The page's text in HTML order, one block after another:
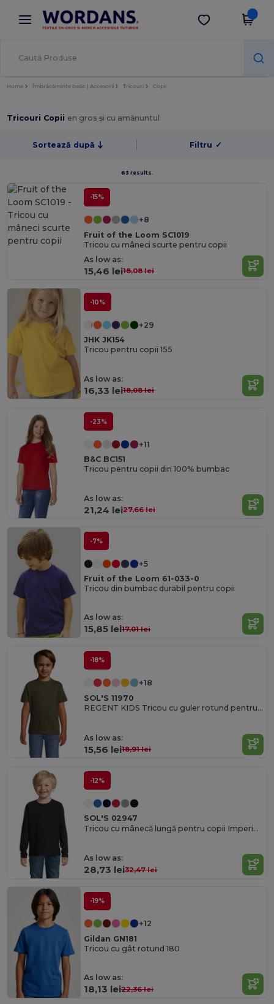
× Aplicația Wordans
Prețuri mai bune în aplicație!
Descarcă app
Home Îmbrăcăminte basic | Accesorii Tricouri Copii
Tricouri Copii en gros și cu amănuntul
Sortează după Filtru ✓
63 results.
-15%
+8
Fruit of the Loom SC1019
Tricou cu mâneci scurte pentru copii
As low as:
15,46 lei18,08 lei
-10%
+29
JHK JK154
Tricou pentru copii 155
As low as:
16,33 lei18,08 lei
-23%
+11
B&C BC151
Tricou pentru copii din 100% bumbac
As low as:
21,24 lei27,66 lei
-7%
+5
Fruit of the Loom 61-033-0
Tricou din bumbac durabil pentru copii
As low as:
15,85 lei17,01 lei
-18%
+18
SOL'S 11970
REGENT KIDS Tricou cu guler rotund pentru copii
As low as:
15,56 lei18,91 lei
-12%
SOL'S 02947
Tricou cu mânecă lungă pentru copii Imperial Lsl Kids
As low as:
28,73 lei32,47 lei
-19%
+12
Gildan GN181
Tricou cu gât rotund 180
As low as:
18,13 lei22,36 lei